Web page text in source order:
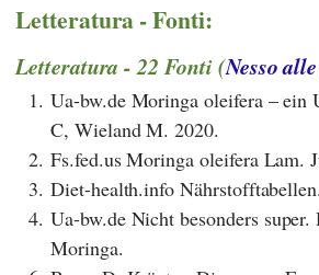
Letteratura - Fonti:
Letteratura - 22 Fonti (Nesso
1. Ua-bw.de Moringa oleifera – ein
C, Wieland M. 2020.
2. Fs.fed.us Moringa oleifera Lam.
3. Diet-health.info Nährstofftabellen.
4. Ua-bw.de Nicht besonders super.
Moringa.